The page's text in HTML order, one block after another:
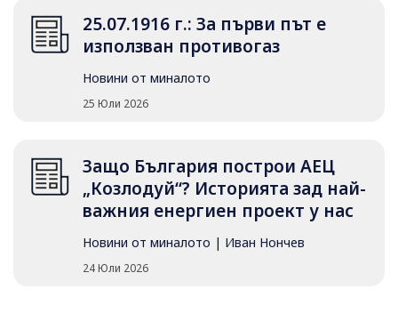
25.07.1916 г.: За първи път е
използван противогаз
Новини от миналото
25 Юли 2026
Защо България построи АЕЦ
„Козлодуй“? Историята зад най-
важния енергиен проект у нас
Новини от миналото | Иван Нончев
24 Юли 2026